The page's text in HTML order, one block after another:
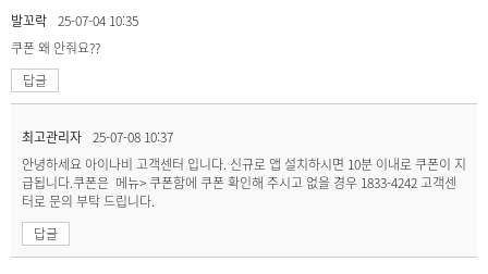
발꼬락 25-07-04 10:35
쿠폰 왜 안줘요??
답글
최고관리자 25-07-08 10:37
안녕하세요 아이나비 고객센터 입니다. 신규로 앱 설치하시면 10분 이내로 쿠폰이 지
급됩니다.쿠폰은 메뉴> 쿠폰함에 쿠폰 확인해 주시고 없을 경우 1833-4242 고객센
터로 문의 부탁 드립니다.
답글